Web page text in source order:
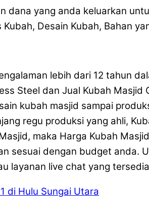
yang anda keluarkan
Desain Kubah, Bahan
lebih dari 12 tahun
Steel dan Jual Kubah Masjid
kubah masjid sampai
regu produksi yang ahli,
maka Harga Kubah
sesuai dengan budget anda.
layanan live chat yang
di Hulu Sungai Utara